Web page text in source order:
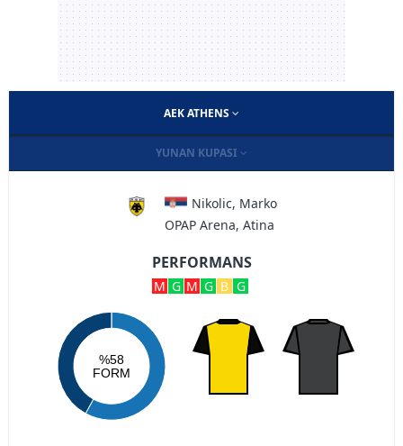
AEK ATHENS
YUNAN KUPASI
Nikolic, Marko
OPAP Arena, Atina
PERFORMANS
M G M G B G
%58
FORM